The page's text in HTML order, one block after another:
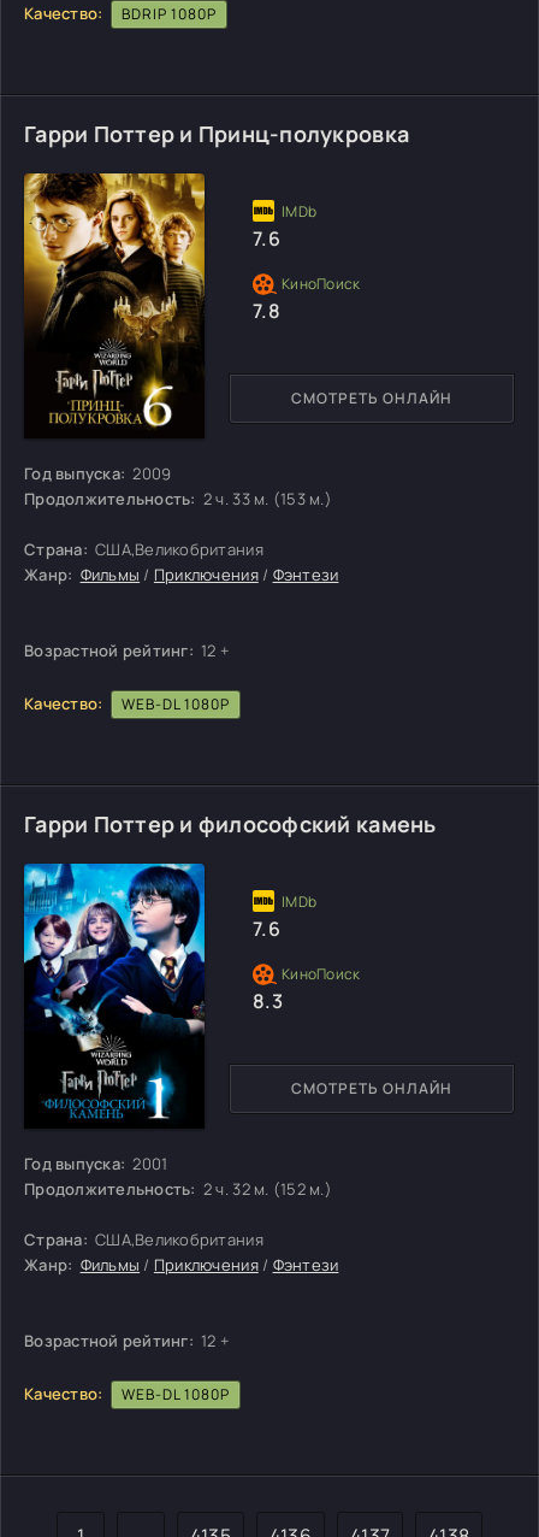
Качество: BDRIP 1080P
Гарри Поттер и Принц-полукровка
Год выпуска: 2009
Продолжительность: 2 ч. 33 м. (153 м.)
Страна: США,Великобритания
Жанр: Фильмы / Приключения/ Фэнтези
Возрастной рейтинг: 12 +
Качество: WEB-DL 1080P
СМОТРЕТЬ ОНЛАЙН
7.6
7.8
Гарри Поттер и философский камень
Год выпуска: 2001
Продолжительность: 2 ч. 32 м. (152 м.)
Страна: США,Великобритания
Жанр: Фильмы / Приключения/ Фэнтези
Возрастной рейтинг: 12 +
Качество: WEB-DL 1080P
СМОТРЕТЬ ОНЛАЙН
7.6
8.3